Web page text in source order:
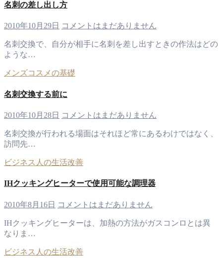
名刺の差し出し方
2010年10月29日 コメントはまだありません
名刺交換で、自分が相手に名刺を差し出すときの作法はどの
ような…
メンズコスメの基礎
名刺交換する前に
2010年10月28日 コメントはまだありません
名刺交換が行われる場面はそれほど常にあるわけではなく、
訪問先…
ビジネス人の生活改善
IHクッキングヒーターで使用可能な調理器
2010年8月16日 コメントはまだありません
IHクッキングヒーターは、加熱の方法がガスコンロとは異
なりま…
ビジネス人の生活改善